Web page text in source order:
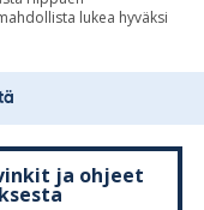
lukea hyväksi
ja ohjeet